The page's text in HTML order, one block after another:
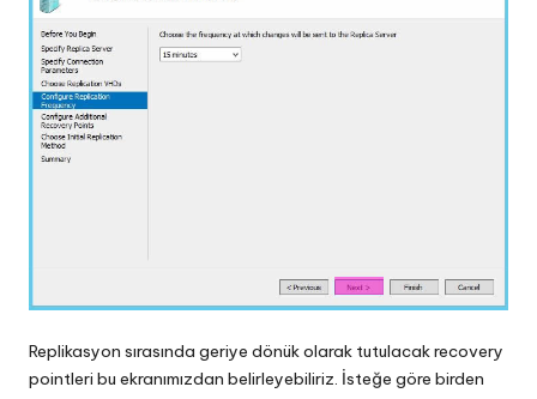
Replikasyon sırasında geriye dönük olarak tutulacak recovery
pointleri bu ekranımızdan belirleyebiliriz. İsteğe göre birden